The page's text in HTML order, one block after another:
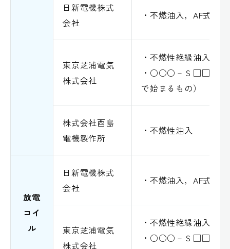
日新電機株式
会社
・不燃油入，AF式
東京芝浦電気
株式会社
・不燃性絶縁油入
・○○○－Ｓ□□（型
で始まるもの）
株式会社酉島
電機製作所
・不燃性油入
放電
コイ
ル
日新電機株式
会社
・不燃油入，AF式
東京芝浦電気
株式会社
・不燃性絶縁油入
・○○○－Ｓ□□（型